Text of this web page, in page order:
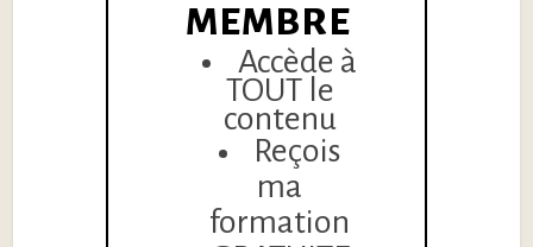
MEMBRE
Accède à
TOUT le
contenu
Reçois
ma
formation